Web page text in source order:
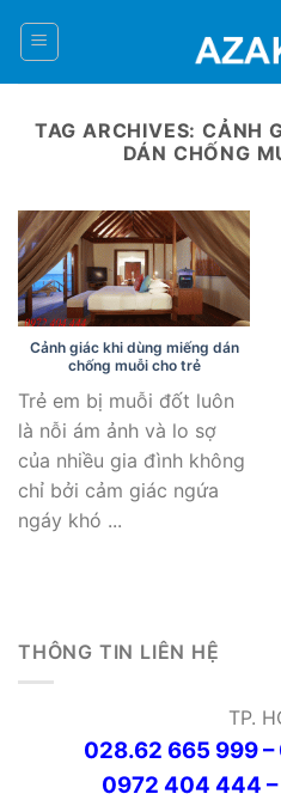
TAG ARCHIVES: CẢNH
DÁN CHỐNG
Cảnh giác khi dùng miếng dán
chống muỗi cho trẻ
Trẻ em bị muỗi đốt luôn
là nỗi ám ảnh và lo sợ
của nhiều gia đình không
chỉ bởi cảm giác ngứa
ngáy khó ...
THÔNG TIN LIÊN HỆ
TP.
028.62 665 999
0972 404 444